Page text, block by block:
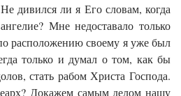
дивился ли я Его словам, когда
Мне недоставало только
расположению своему я уже был
только и думал о том, как бы
стать рабом Христа Господа.
Докажем самым делом нашу